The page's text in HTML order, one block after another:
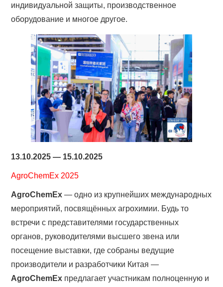
индивидуальной защиты, производственное
оборудование и многое другое.
13.10.2025 — 15.10.2025
AgroChemEx 2025
AgroChemEx — одно из крупнейших международных
мероприятий, посвящённых агрохимии. Будь то
встречи с представителями государственных
органов, руководителями высшего звена или
посещение выставки, где собраны ведущие
производители и разработчики Китая —
AgroChemEx предлагает участникам полноценную и